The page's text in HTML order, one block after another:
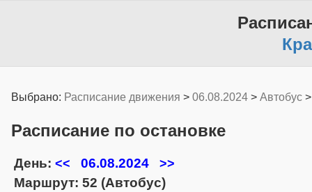
Выбрано: Расписание движения > 06.08.2024 > Автобус
Расписание по остановке
День: << 06.08.2024 >>
Маршрут: 52 (Автобус)